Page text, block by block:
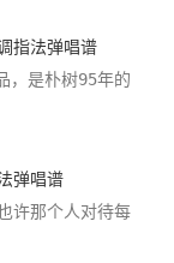
指法弹唱谱
，是朴树95年的
弹唱谱
许那个人对待每